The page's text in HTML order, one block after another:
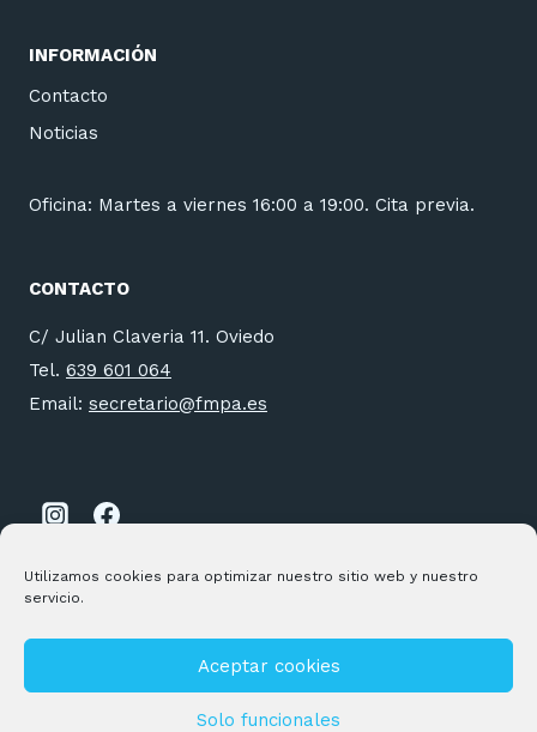
Utilizamos cookies para optimizar nuestro sitio web y nuestro
servicio.
Aceptar cookies
Solo funcionales
INFORMACIÓN
Contacto
Noticias
Oficina: Martes a viernes 16:00 a 19:00. Cita previa.
CONTACTO
C/ Julian Claveria 11. Oviedo
Tel. 639 601 064
Email: secretario@fmpa.es
© 2026 FMPA Desarrollado por